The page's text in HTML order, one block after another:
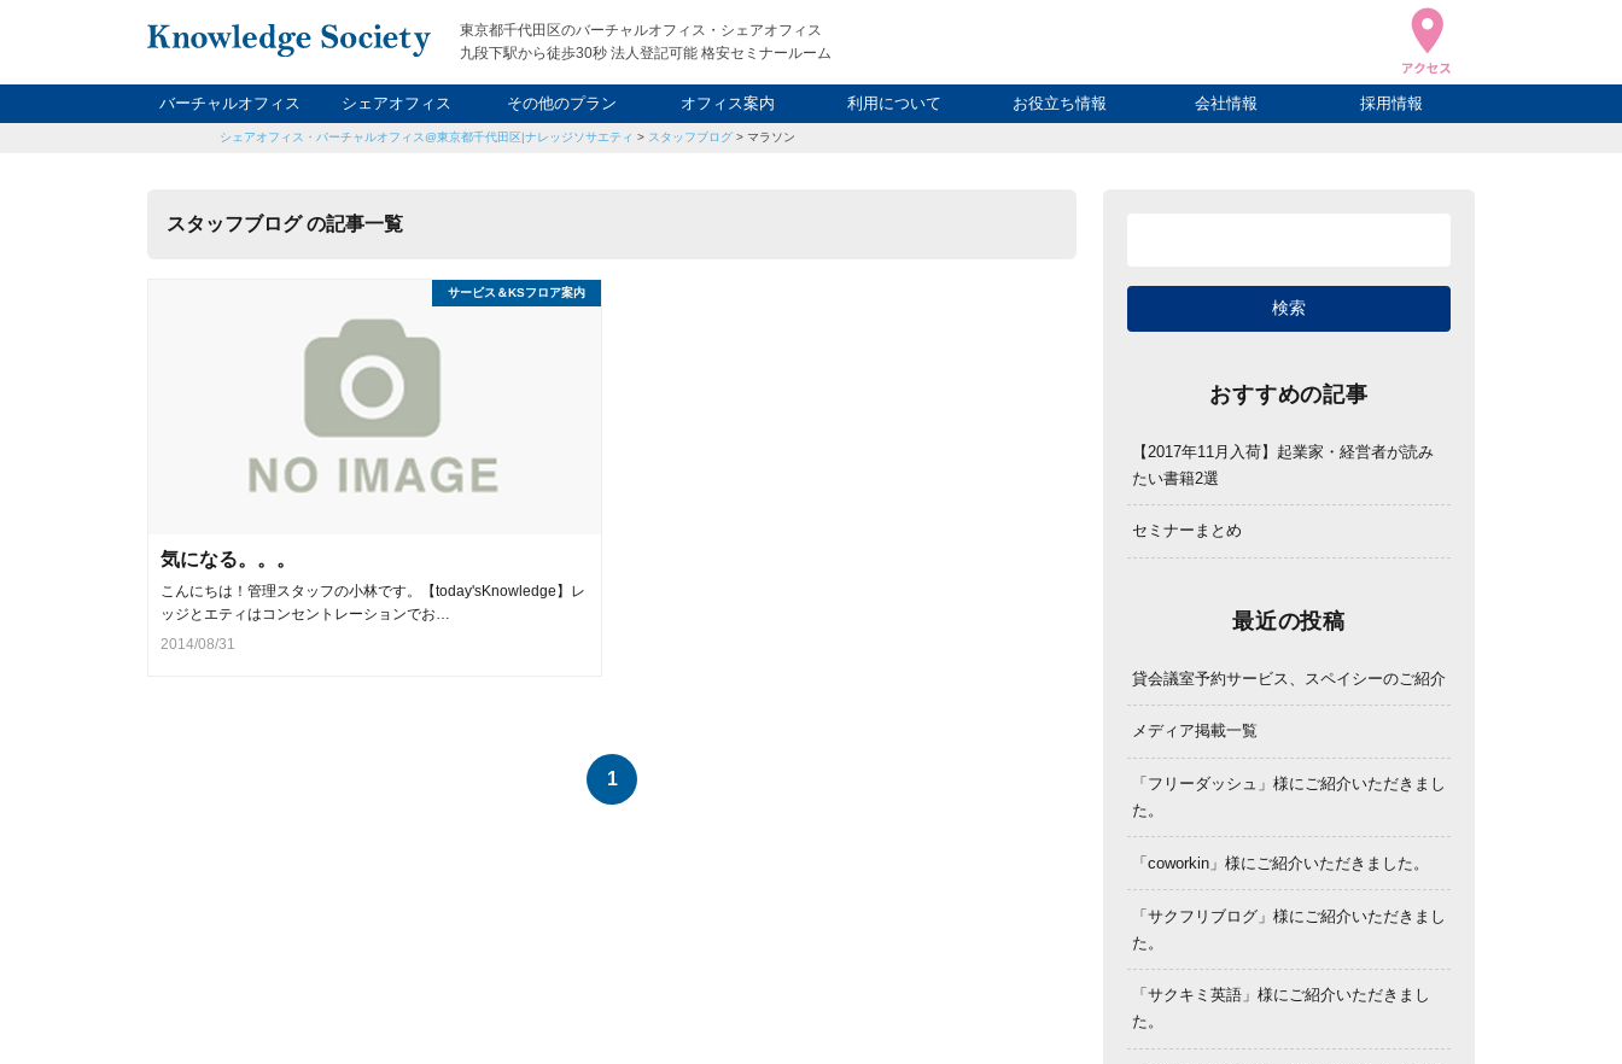
東京都千代田区のバーチャルオフィス・シェアオフィス
九段下駅から徒歩30秒 法人登記可能 格安セミナールーム
バーチャルオフィス シェアオフィス その他のプラン
レンタルオフィス
ナイト&ウィークエンド
貸し会議室
オフィス案内 利用について お役立ち情報 会社情報 採用情報
シェアオフィス・バーチャルオフィス@東京都千代田区|ナレッジソサエティ > スタッフブログ > マラソン
スタッフブログ の記事一覧
気になる。。。
こんにちは！管理スタッフの小林です。【today'sKnowledge】レ
ッジとエティはコンセントレーションでお…
2014/08/31
サービス＆KSフロア案内
1
おすすめの記事
【2017年11月入荷】起業家・経営者が読み
たい書籍2選
セミナーまとめ
最近の投稿
貸会議室予約サービス、スペイシーのご紹介
メディア掲載一覧
「フリーダッシュ」様にご紹介いただきまし
た。
「coworkin」様にご紹介いただきました。
「サクフリブログ」様にご紹介いただきまし
た。
「サクキミ英語」様にご紹介いただきまし
た。